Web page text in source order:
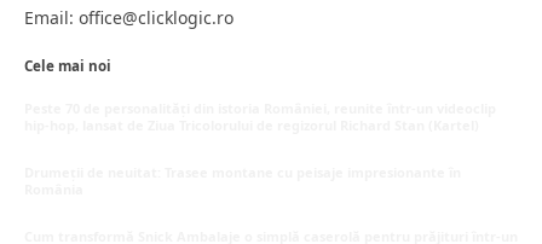
Email: office@clicklogic.ro
Cele mai noi